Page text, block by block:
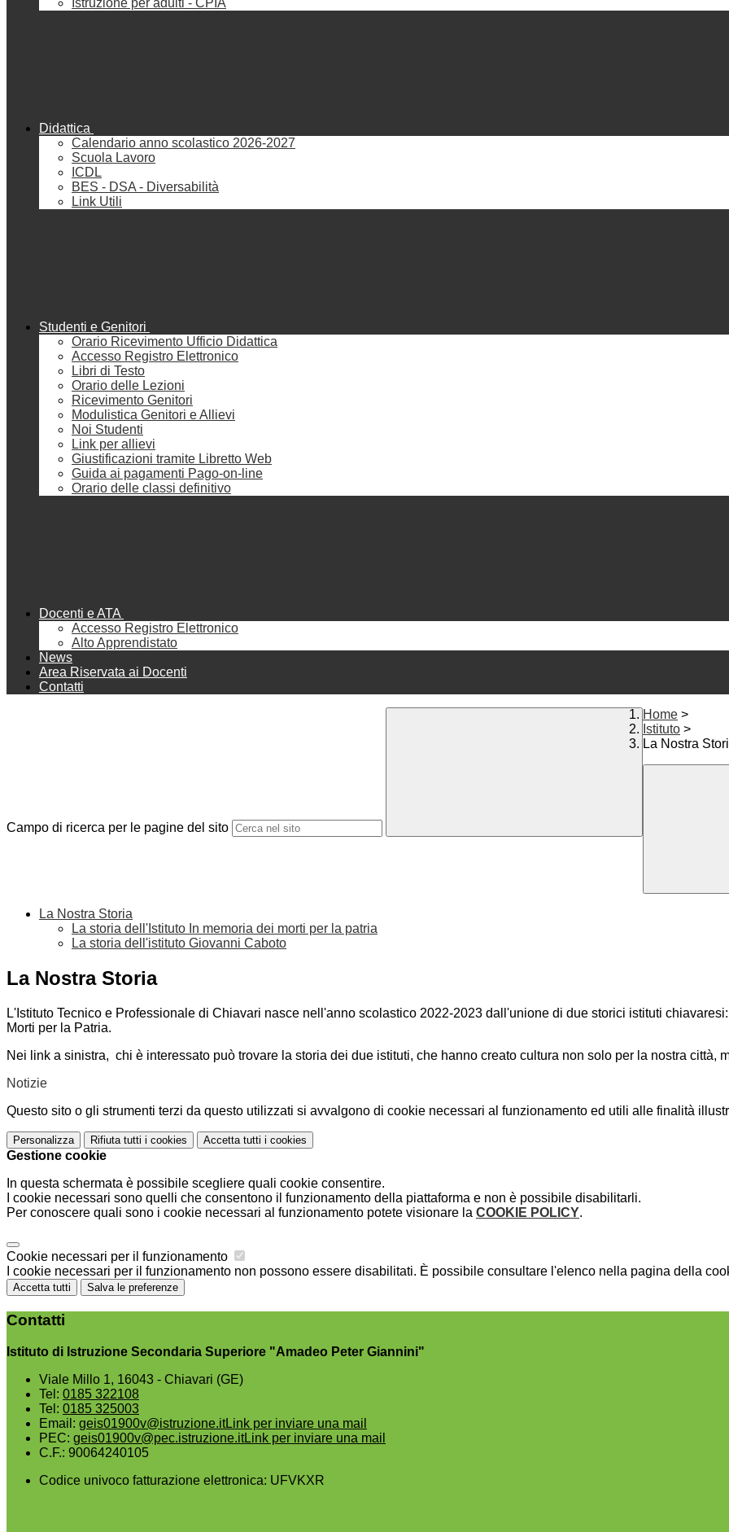
Istruzione per adulti - CPIA
Didattica
Calendario anno scolastico 2026-2027
Scuola Lavoro
ICDL
BES - DSA - Diversabilità
Link Utili
Studenti e Genitori
Orario Ricevimento Ufficio Didattica
Accesso Registro Elettronico
Libri di Testo
Orario delle Lezioni
Ricevimento Genitori
Modulistica Genitori e Allievi
Noi Studenti
Link per allievi
Giustificazioni tramite Libretto Web
Guida ai pagamenti Pago-on-line
Orario delle classi definitivo
Docenti e ATA
Accesso Registro Elettronico
Alto Apprendistato
News
Area Riservata ai Docenti
Contatti
Campo di ricerca per le pagine del sito
Home >
Istituto >
La Nostra
La Nostra Storia
La storia dell'Istituto In memoria dei morti per la patria
La storia dell'istituto Giovanni Caboto
La Nostra Storia
L'Istituto Tecnico e Professionale di Chiavari nasce nell'anno scolastico 2022-2023 dall'unione di due storici istituti
Morti per la Patria.
Nei link a sinistra, chi è interessato può trovare la storia dei due istituti, che hanno creato cultura non solo per la nostra città,
Notizie
Questo sito o gli strumenti terzi da questo utilizzati si avvalgono di cookie necessari al funzionamento ed utili alle finalità
Personalizza Rifiuta tutti i cookies Accetta tutti i cookies
Gestione cookie
In questa schermata è possibile scegliere quali cookie consentire.
I cookie necessari sono quelli che consentono il funzionamento della piattaforma e non è possibile disabilitarli.
Per conoscere quali sono i cookie necessari al funzionamento potete visionare la COOKIE POLICY.
Cookie necessari per il funzionamento
I cookie necessari per il funzionamento non possono essere disabilitati. È possibile consultare l'elenco nella pagina della
Accetta tutti Salva le preferenze
Contatti
Istituto di Istruzione Secondaria Superiore "Amadeo Peter Giannini"
Viale Millo 1, 16043 - Chiavari (GE)
Tel: 0185 322108
Tel: 0185 325003
Email: geis01900v@istruzione.itLink per inviare una mail
PEC: geis01900v@pec.istruzione.itLink per inviare una mail
C.F.: 90064240105
Codice univoco fatturazione elettronica: UFVKXR